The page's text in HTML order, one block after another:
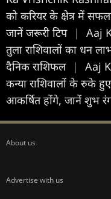
को करियर के क्षेत्र में
जानें जरूरी टिप |
Aaj
तुला राशिवालों का धन
दैनिक राशिफल |
Aaj
कन्या राशिवालों के रुके
आकर्षित होंगे, जानें शुभ
About us
Advertise with us